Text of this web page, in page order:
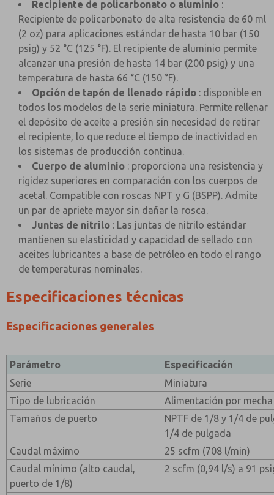
Recipiente de policarbonato o aluminio :
Recipiente de policarbonato de alta resistencia de 60 ml
(2 oz) para aplicaciones estándar de hasta 10 bar (150
psig) y 52 °C (125 °F). El recipiente de aluminio permite
alcanzar una presión de hasta 14 bar (200 psig) y una
temperatura de hasta 66 °C (150 °F).
Opción de tapón de llenado rápido : disponible en
todos los modelos de la serie miniatura. Permite rellenar
el depósito de aceite a presión sin necesidad de retirar
el recipiente, lo que reduce el tiempo de inactividad en
los sistemas de producción continua.
Cuerpo de aluminio : proporciona una resistencia y
rigidez superiores en comparación con los cuerpos de
acetal. Compatible con roscas NPT y G (BSPP). Admite
un par de apriete mayor sin dañar la rosca.
Juntas de nitrilo : Las juntas de nitrilo estándar
mantienen su elasticidad y capacidad de sellado con
aceites lubricantes a base de petróleo en todo el rango
de temperaturas nominales.
Especificaciones técnicas
Especificaciones generales
Parámetro
Especificación
Serie
Miniatura
Tipo de lubricación
Alimentación por mecha
Tamaños de puerto
NPTF de 1/8 y 1/4 de
1/4 de pulgada
Caudal máximo
25 scfm (708 l/min)
Caudal mínimo (alto caudal,
puerto de 1/8)
2 scfm (0,94 l/s) a 91